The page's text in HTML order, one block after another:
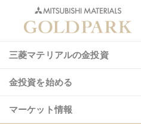
三菱マテリアルの金投資
金投資を始める
マーケット情報